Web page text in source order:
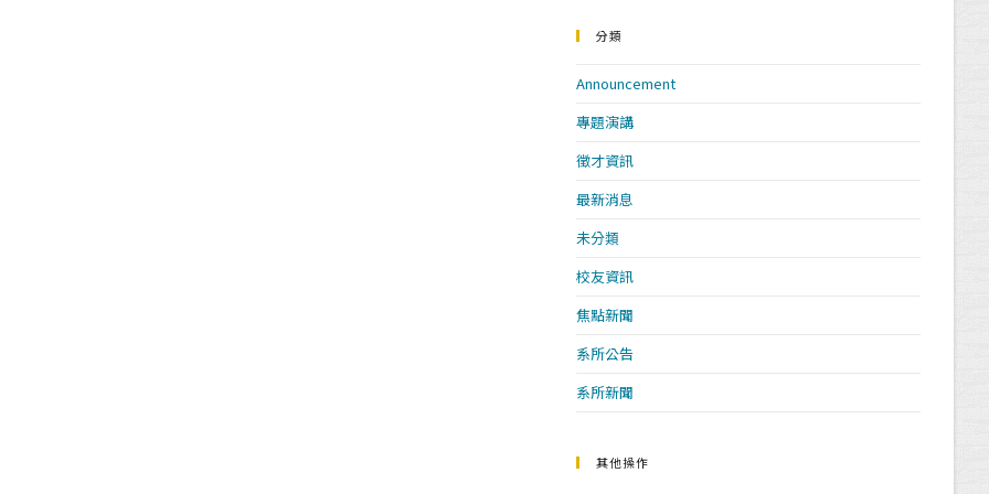
分類
Announcement
專題演講
徵才資訊
最新消息
未分類
校友資訊
焦點新聞
系所公告
系所新聞
其他操作